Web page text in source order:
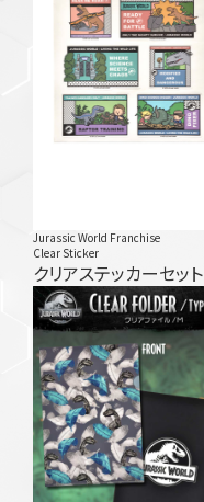
Jurassic World Franchise
Clear Sticker
クリアステッカーセット